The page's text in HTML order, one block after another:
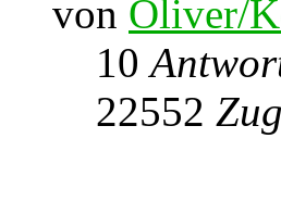
von Oliver/
10
22552